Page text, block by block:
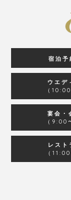
宿泊予
ウエデ
（
宴会・
（9:00
レスト
（